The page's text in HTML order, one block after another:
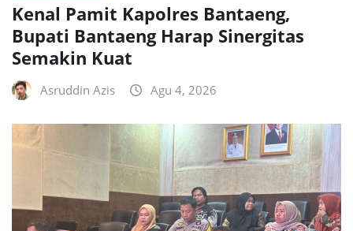
Kenal Pamit Kapolres Bantaeng,
Bupati Bantaeng Harap Sinergitas
Semakin Kuat
Asruddin Azis Agu 4, 2026